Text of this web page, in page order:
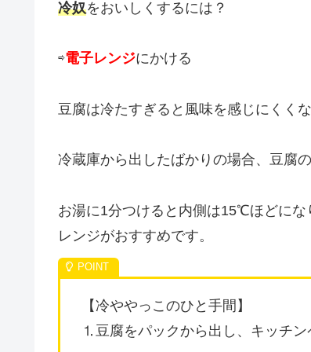
冷奴をおいしくするには？
⇨電子レンジにかける
豆腐は冷たすぎると風味を感じにくくな
冷蔵庫から出したばかりの場合、豆腐
お湯に1分つけると内側は15℃ほどに
レンジがおすすめです。
【冷ややっこのひと手間】
⒈豆腐をパックから出し、キッチ